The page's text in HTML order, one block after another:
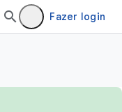
Fazer login